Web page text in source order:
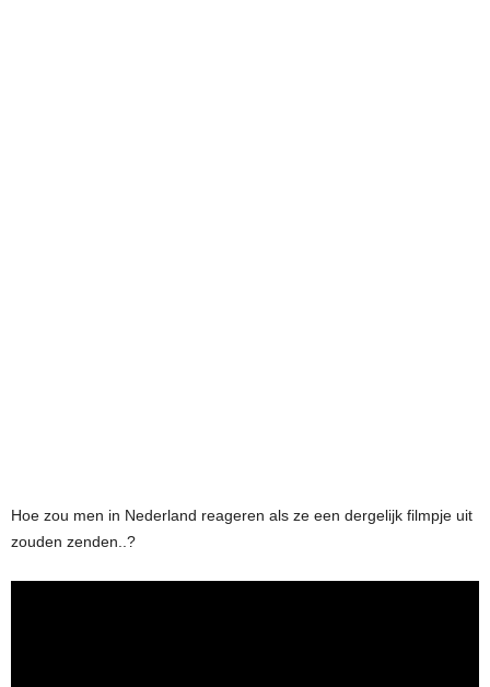
Hoe zou men in Nederland reageren als ze een dergelijk filmpje uit
zouden zenden..?